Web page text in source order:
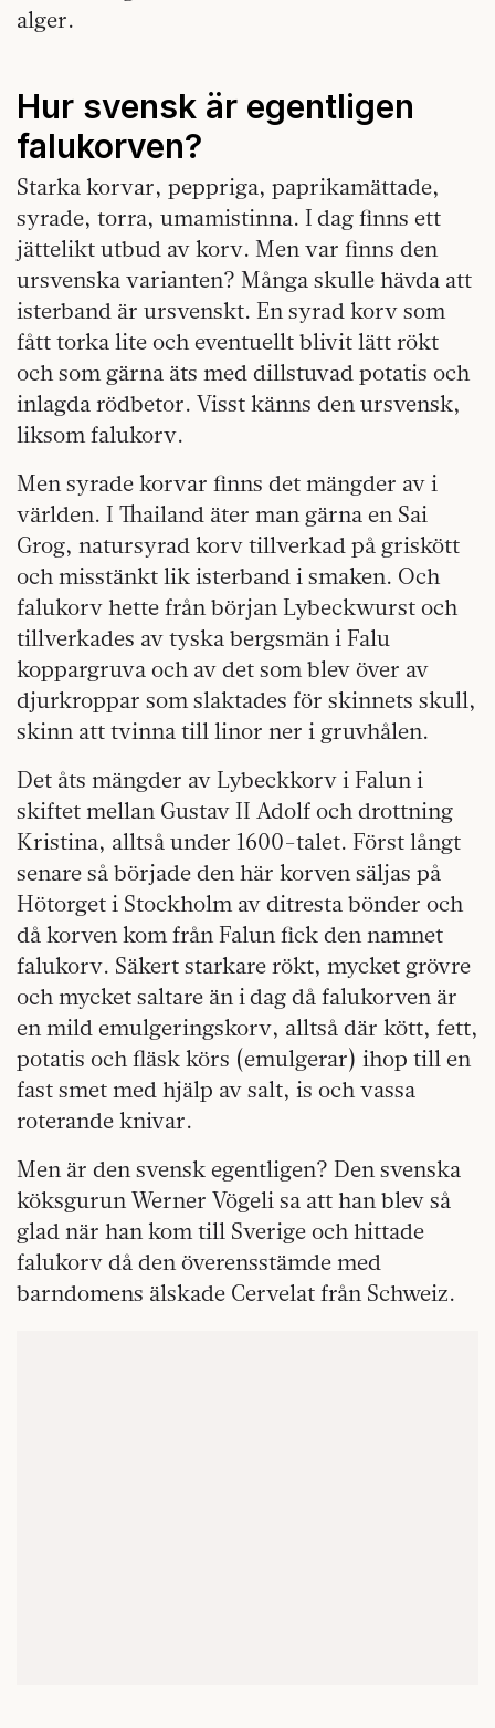
alger.
Hur svensk är egentligen
falukorven?
Starka korvar, peppriga, paprikamättade,
syrade, torra, umamistinna. I dag finns ett
jättelikt utbud av korv. Men var finns den
ursvenska varianten? Många skulle hävda att
isterband är ursvenskt. En syrad korv som
fått torka lite och eventuellt blivit lätt rökt
och som gärna äts med dillstuvad potatis och
inlagda rödbetor. Visst känns den ursvensk,
liksom falukorv.
Men syrade korvar finns det mängder av i
världen. I Thailand äter man gärna en Sai
Grog, natursyrad korv tillverkad på griskött
och misstänkt lik isterband i smaken. Och
falukorv hette från början Lybeckwurst och
tillverkades av tyska bergsmän i Falu
koppargruva och av det som blev över av
djurkroppar som slaktades för skinnets skull,
skinn att tvinna till linor ner i gruvhålen.
Det åts mängder av Lybeckkorv i Falun i
skiftet mellan Gustav II Adolf och drottning
Kristina, alltså under 1600-talet. Först långt
senare så började den här korven säljas på
Hötorget i Stockholm av ditresta bönder och
då korven kom från Falun fick den namnet
falukorv. Säkert starkare rökt, mycket grövre
och mycket saltare än i dag då falukorven är
en mild emulgeringskorv, alltså där kött, fett,
potatis och fläsk körs (emulgerar) ihop till en
fast smet med hjälp av salt, is och vassa
roterande knivar.
Men är den svensk egentligen? Den svenska
köksgurun Werner Vögeli sa att han blev så
glad när han kom till Sverige och hittade
falukorv då den överensstämde med
barndomens älskade Cervelat från Schweiz.